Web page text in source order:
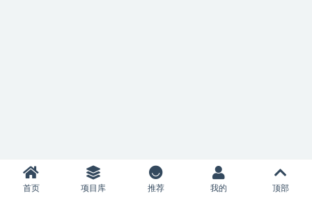
首页 项目库 推荐 我的 顶部